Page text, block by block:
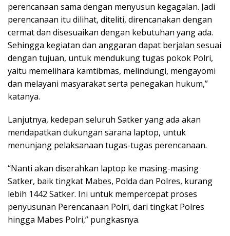
perencanaan sama dengan menyusun kegagalan. Jadi
perencanaan itu dilihat, diteliti, direncanakan dengan
cermat dan disesuaikan dengan kebutuhan yang ada.
Sehingga kegiatan dan anggaran dapat berjalan sesuai
dengan tujuan, untuk mendukung tugas pokok Polri,
yaitu memelihara kamtibmas, melindungi, mengayomi
dan melayani masyarakat serta penegakan hukum,”
katanya.
Lanjutnya, kedepan seluruh Satker yang ada akan
mendapatkan dukungan sarana laptop, untuk
menunjang pelaksanaan tugas-tugas perencanaan.
“Nanti akan diserahkan laptop ke masing-masing
Satker, baik tingkat Mabes, Polda dan Polres, kurang
lebih 1442 Satker. Ini untuk mempercepat proses
penyusunan Perencanaan Polri, dari tingkat Polres
hingga Mabes Polri,” pungkasnya.